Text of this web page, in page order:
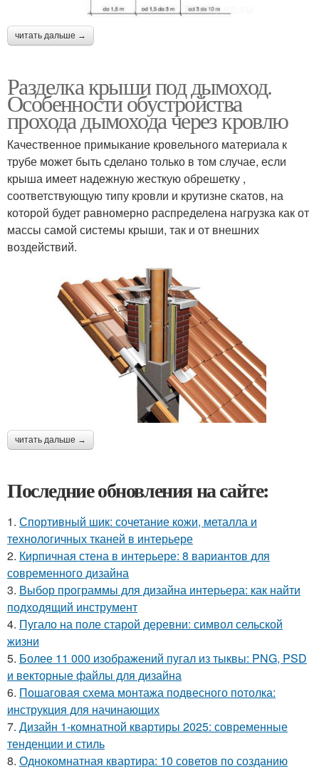
читать дальше →
Разделка крыши под дымоход.
Особенности обустройства
прохода дымохода через кровлю
Качественное примыкание кровельного материала к
трубе может быть сделано только в том случае, если
крыша имеет надежную жесткую обрешетку ,
соответствующую типу кровли и крутизне скатов, на
которой будет равномерно распределена нагрузка как от
массы самой системы крыши, так и от внешних
воздействий.
читать дальше →
Последние обновления на сайте:
1. Спортивный шик: сочетание кожи, металла и
технологичных тканей в интерьере
2. Кирпичная стена в интерьере: 8 вариантов для
современного дизайна
3. Выбор программы для дизайна интерьера: как найти
подходящий инструмент
4. Пугало на поле старой деревни: символ сельской
жизни
5. Более 11 000 изображений пугал из тыквы: PNG, PSD
и векторные файлы для дизайна
6. Пошаговая схема монтажа подвесного потолка:
инструкция для начинающих
7. Дизайн 1-комнатной квартиры 2025: современные
тенденции и стиль
8. Однокомнатная квартира: 10 советов по созданию